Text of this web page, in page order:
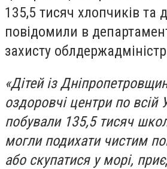
135,5 тисяч хлопчиків та
повідомили в
захисту
«Дітей із
оздоровчі центри по всій
побували 135,5 тисяч
могли подихати чистим
або скупатися у морі,